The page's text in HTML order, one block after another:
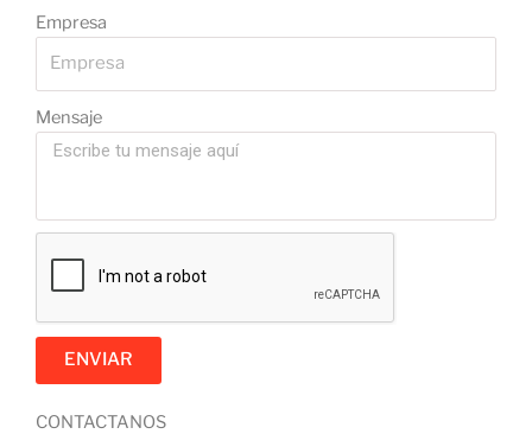
Empresa
Mensaje
ENVIAR
CONTACTANOS